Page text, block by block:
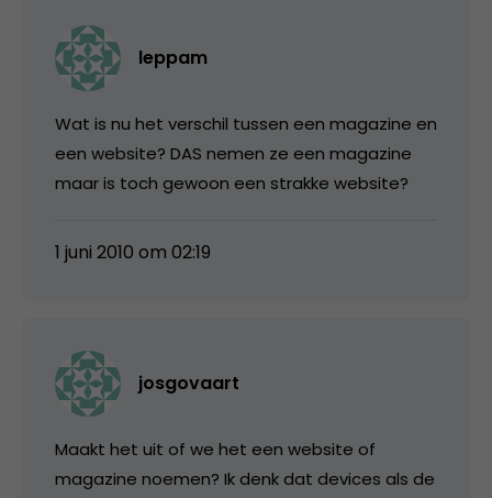
leppam
Wat is nu het verschil tussen een magazine en
een website? DAS nemen ze een magazine
maar is toch gewoon een strakke website?
1 juni 2010 om 02:19
josgovaart
Maakt het uit of we het een website of
magazine noemen? Ik denk dat devices als de